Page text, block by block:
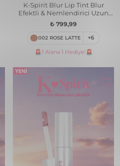
K-Spirit Blur Lip Tint Blur
Efektli & Nemlendirici Uzun
Süre Kalıcı Ruj
₺ 799,99
002 ROSE LATTE +6
🚨1 Alana 1 Hediye!🚨